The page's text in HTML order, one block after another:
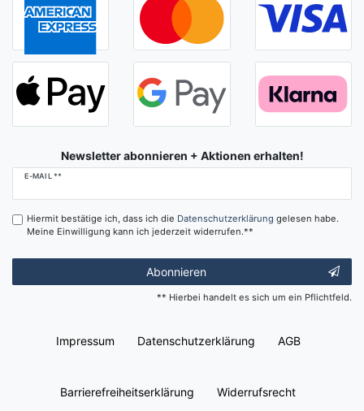
Newsletter abonnieren + Aktionen erhalten!
E-MAIL **
Newsletter
Hiermit bestätige ich, dass ich die Daten­schutz­erklärung gelesen habe.
Meine Einwilligung kann ich jederzeit widerrufen.**
Abonnieren
** Hierbei handelt es sich um ein Pflichtfeld.
Impressum Daten­schutz­erklärung AGB
Barrierefreiheitserklärung Widerrufs­recht